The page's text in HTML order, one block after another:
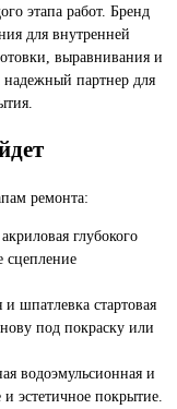
этапа работ. Бренд
для внутренней
выравнивания и
партнер для
ремонта:
глубокого
сцепление
шпатлевка стартовая
под покраску или
водоэмульсионная и
эстетичное покрытие.